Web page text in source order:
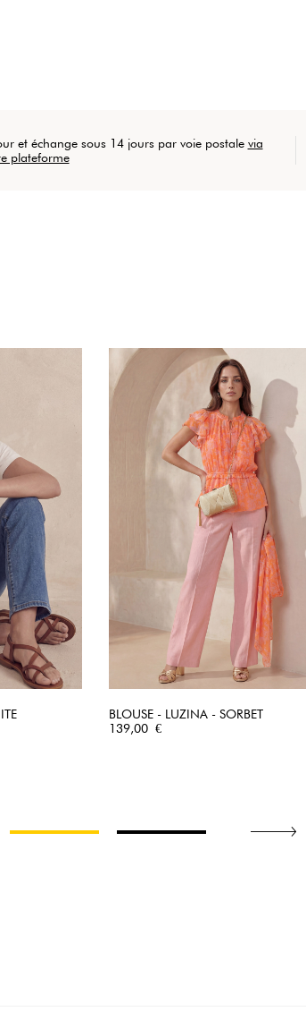
et échange sous 14 jours par voie postale via
plateforme
BLOUSE - LUZINA - SORBET
Prix
139,00 €